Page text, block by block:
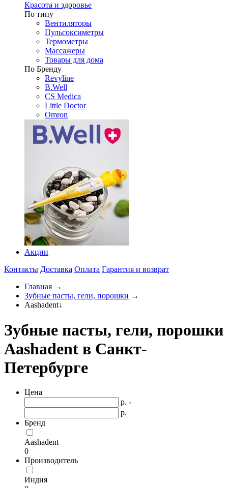
Красота и здоровье
По типу
Вентиляторы
Пульсоксиметры
Термометры
Массажеры
Товары для дома
По Бренду
Revyline
B.Well
CS Medica
Little Doctor
Omron
Акции
Контакты Доставка Оплата Гарантия и возврат
Главная →
Зубные пасты, гели, порошки →
Aashadent↓
Зубные пасты, гели, порошки
Aashadent в Санкт-
Петербурге
Цена
р. -
р.
Бренд
Aashadent
0
Производитель
Индия